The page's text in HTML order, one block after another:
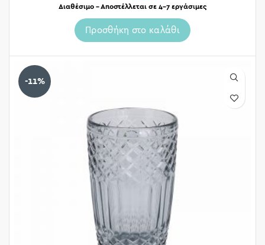
Διαθέσιμο – Αποστέλλεται σε 4-7 εργάσιμες
Προσθήκη στο καλάθι
-11%